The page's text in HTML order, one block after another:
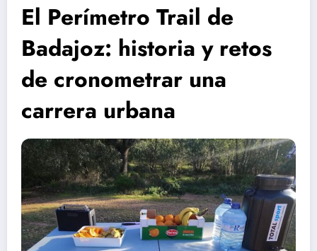
El Perímetro Trail de
Badajoz: historia y retos
de cronometrar una
carrera urbana